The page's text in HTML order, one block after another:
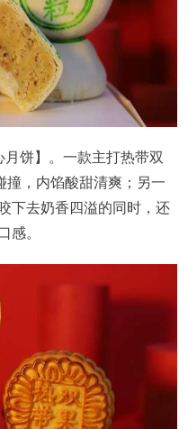
饼】。一款主打热带双
撞，内馅酸甜清爽；另一
下去奶香四溢的同时，还
感。